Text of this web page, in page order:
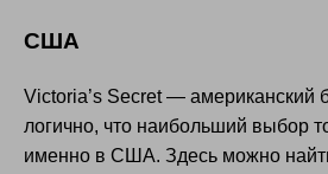
США
Victoria’s Secret — американский
логично, что наибольший выбор
именно в США. Здесь можно